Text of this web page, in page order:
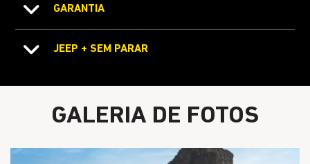
GARANTIA
JEEP + SEM PARAR
GALERIA DE FOTOS